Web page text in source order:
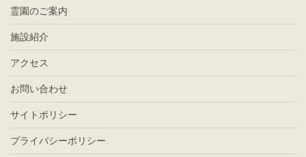
霊園のご案内
施設紹介
アクセス
お問い合わせ
サイトポリシー
プライバシーポリシー